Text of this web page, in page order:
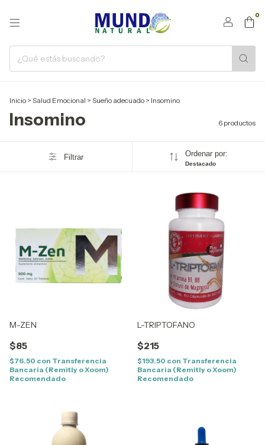
0
Inicio > Salud Emocional > Sueño adecuado > Insomino
Insomino 6 productos
Filtrar Ordenar por:
Destacado
M-ZEN
$85
$76.50 con Transferencia
Bancaria (Remitly o Xoom)
Recomendado
L-TRIPTOFANO
$215
$193.50 con Transferencia
Bancaria (Remitly o Xoom)
Recomendado